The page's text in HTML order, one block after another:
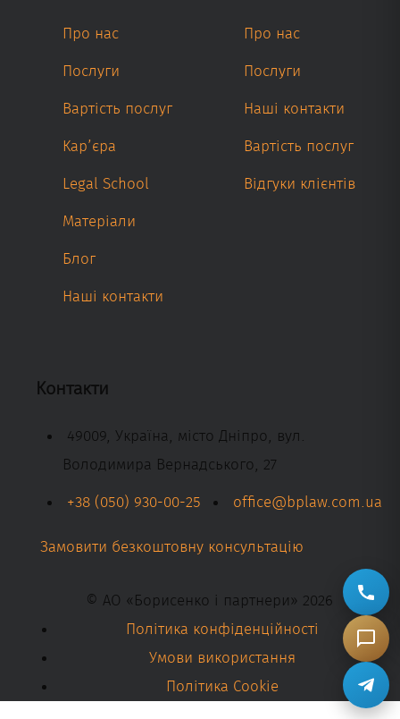
Про нас
Послуги
Вартість послуг
Кар’єра
Legal School
Матеріали
Блог
Наші контакти
Про нас
Послуги
Наші контакти
Вартість послуг
Відгуки клієнтів
Контакти
49009, Україна, місто Дніпро, вул.
Володимира Вернадського, 27
+38 (050) 930-00-25
office@bplaw.com.ua
Замовити безкоштовну консультацію
© АО «Борисенко і партнери» 2026
Політика конфіденційності
Умови використання
Політика Cookie